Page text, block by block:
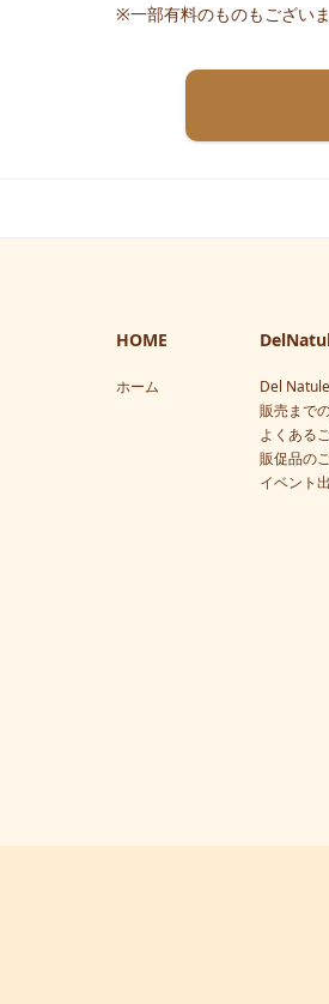
※一部有料のものもござい
HOME
ホーム
Del
販売まで
よくある
販促品の
イベント